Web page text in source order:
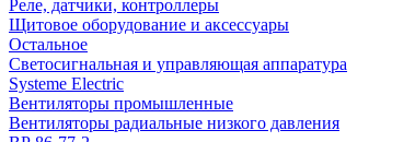
Реле, датчики, контроллеры
Щитовое оборудование и аксессуары
Остальное
Светосигнальная и управляющая аппаратура
Systeme Electric
Вентиляторы промышленные
Вентиляторы радиальные низкого давления